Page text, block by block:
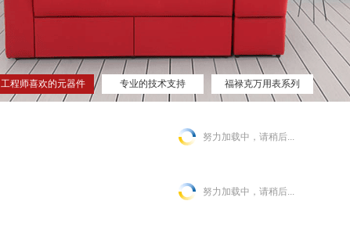
工程师喜欢的元器件
网站
专业的技术支持 福禄克万用表系列
努力加载中，请稍后...
努力加载中，请稍后...